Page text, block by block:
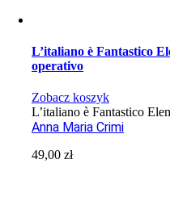
L’italiano è Fantastico
operativo
Zobacz koszyk
L’italiano è Fantastico
Anna Maria Crimi
49,00zł